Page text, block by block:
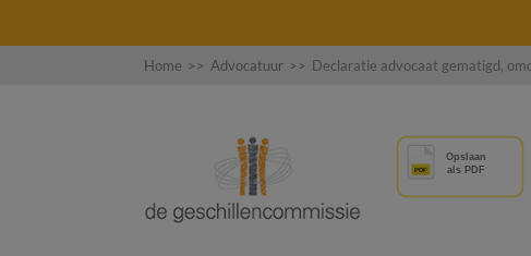
Home >> Advocatuur >> Declaratie advocaat gematigd,